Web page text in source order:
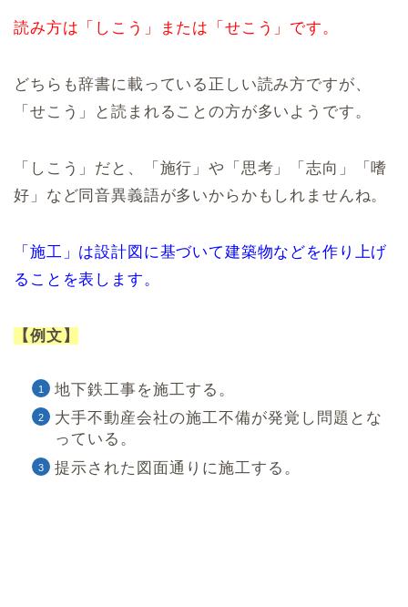
読み方は「しこう」または「せこう」です。
どちらも辞書に載っている正しい読み方ですが、
「せこう」と読まれることの方が多いようです。
「しこう」だと、「施行」や「思考」「志向」「嗜
好」など同音異義語が多いからかもしれませんね。
「施工」は設計図に基づいて建築物などを作り上げ
ることを表します。
【例文】
地下鉄工事を施工する。
大手不動産会社の施工不備が発覚し問題とな
っている。
提示された図面通りに施工する。